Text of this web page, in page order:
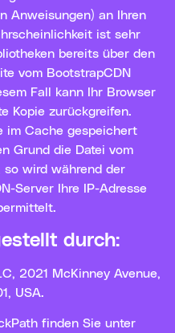
Anweisungen) an Ihren
ist sehr
bereits über den
vom BootstrapCDN
Fall kann Ihr Browser
Kopie zurückgreifen.
im Cache gespeichert
Grund die Datei vom
so wird während der
Server Ihre IP-Adresse
durch:
2021 McKinney Avenue,
USA.
finden Sie unter